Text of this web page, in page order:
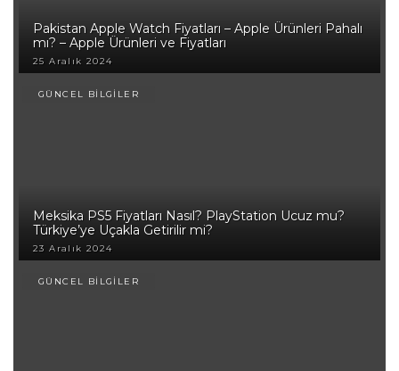
Pakistan Apple Watch Fiyatları – Apple Ürünleri Pahalı
mı? – Apple Ürünleri ve Fiyatları
25 Aralık 2024
GÜNCEL BİLGİLER
Meksika PS5 Fiyatları Nasıl? PlayStation Ucuz mu?
Türkiye’ye Uçakla Getirilir mi?
23 Aralık 2024
GÜNCEL BİLGİLER